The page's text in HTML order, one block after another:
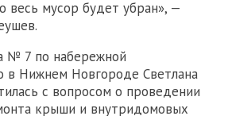
весь мусор будет убран», —
№ 7 по набережной
в Нижнем Новгороде Светлана
с вопросом о проведении
крыши и внутридомовых